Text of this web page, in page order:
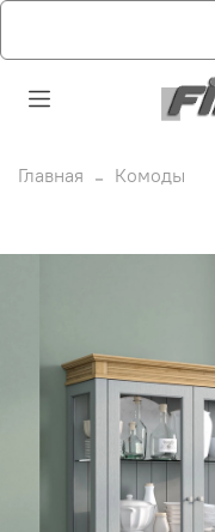
Главная Комоды